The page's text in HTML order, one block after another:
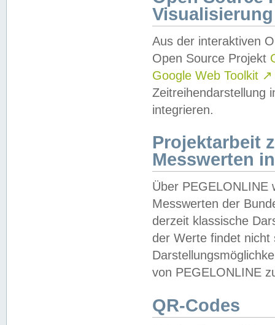
Visualisierung
Aus der interaktiven
Open Source Projekt
Google Web Toolkit ↗
Zeitreihendarstellung
integrieren.
Projektarbeit
Messwerten
Über PEGELONLINE
Messwerten der
derzeit klassische
der Werte findet
von PEGELONLINE
QR-Codes